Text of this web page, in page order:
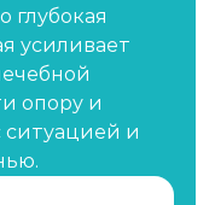
глубокая
усиливает
опору и
ситуацией и